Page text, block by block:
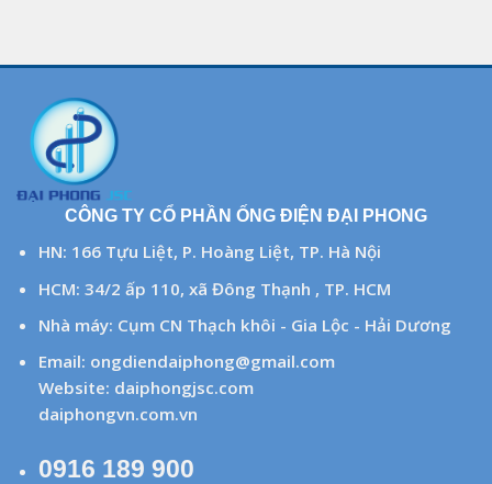
CÔNG TY CỔ PHẦN ỐNG ĐIỆN ĐẠI PHONG
HN: 166 Tựu Liệt, P. Hoàng Liệt, TP. Hà Nội
HCM: 34/2 ấp 110, xã Đông Thạnh , TP. HCM
Nhà máy: Cụm CN Thạch khôi - Gia Lộc - Hải Dương
Email: ongdiendaiphong@gmail.com
Website: daiphongjsc.com
daiphongvn.com.vn
0916 189 900